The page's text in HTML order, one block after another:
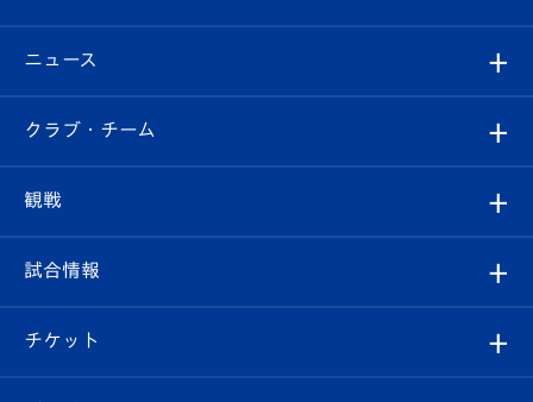
ニュース
すべて
クラブ
試合情報
クラブ・チーム
クラブ概要
エンブレム紹介
観戦
観戦ルール
はじめての観戦ガイド
試合情報
試合日程/結果
チケット